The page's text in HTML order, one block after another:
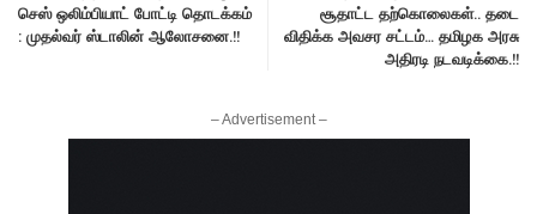
செஸ் ஒலிம்பியாட் போட்டி தொடக்கம்
: முதல்வர் ஸ்டாலின் ஆலோசனை.!!
சூதாட்ட தற்கொலைகள்.. தடை
விதிக்க அவசர சட்டம்… தமிழக அரசு
அதிரடி நடவடிக்கை.!!
– Advertisement –